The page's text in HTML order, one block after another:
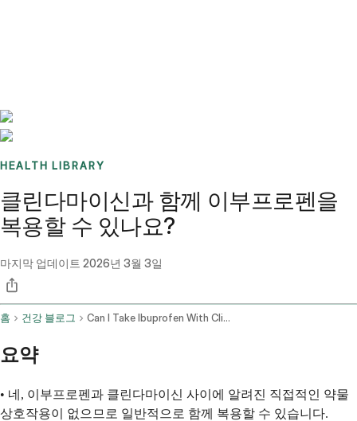
HEALTH LIBRARY
클린다마이신과 함께 이부프로펜을
복용할 수 있나요?
마지막 업데이트 2026년 3월 3일
홈 건강 블로그 Can I Take Ibuprofen With Clindamycin
요약
• 네, 이부프로펜과 클린다마이신 사이에 알려진 직접적인 약물
상호작용이 없으므로 일반적으로 함께 복용할 수 있습니다.